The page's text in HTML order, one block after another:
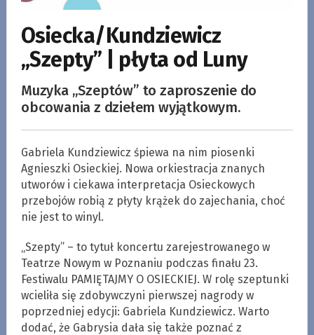
Osiecka/Kundziewicz
„Szepty” | płyta od Luny
Muzyka „Szeptów” to zaproszenie do
obcowania z dziełem wyjątkowym.
Gabriela Kundziewicz śpiewa na nim piosenki
Agnieszki Osieckiej. Nowa orkiestracja znanych
utworów i ciekawa interpretacja Osieckowych
przebojów robią z płyty krążek do zajechania, choć
nie jest to winyl.
„Szepty” – to tytuł koncertu zarejestrowanego w
Teatrze Nowym w Poznaniu podczas finału 23.
Festiwalu PAMIĘTAJMY O OSIECKIEJ. W rolę szeptunki
wcieliła się zdobywczyni pierwszej nagrody w
poprzedniej edycji: Gabriela Kundziewicz. Warto
dodać, że Gabrysia dała się także poznać z